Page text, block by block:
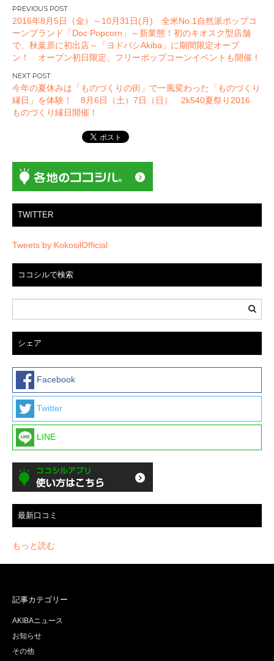
投
稿
ナ
ビ
ゲ
ー
シ
ョ
2016年8月5日（金）～10月31日(月) 全米No.1自然派ポップコ
ーンブランド「Doc Popcorn」～新業態！初のキオスク型店舗
で、秋葉原に初出店～「ヨドバシAkiba」に期間限定オープ
ン！ オープン初日限定、フリーポップコーンイベントも開催！
今年の夏休みは「ものづくりの街」で一風変わった「ものづくり
縁日」を体験！ 8月6日（土）7日（日） 2k540夏祭り2016
ものづくり縁日開催！
TWITTER
Tweets by KokosilOfficial
ココシルで検索
シェア
Facebook
Twitter
LINE
最新口コミ
もっと読む
記事カテゴリー
AKIBAニュース
お知らせ
その他